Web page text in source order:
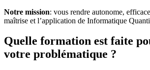
Notre mission: vous rendre autonome,
maîtrise et l’application de Informatique
Quelle formation est faite
votre problématique ?